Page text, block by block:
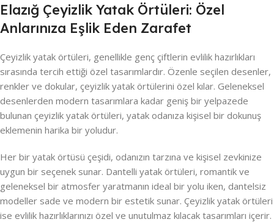
Elazığ Çeyizlik Yatak Örtüleri: Özel
Anlarınıza Eşlik Eden Zarafet
Çeyizlik yatak örtüleri, genellikle genç çiftlerin evlilik hazırlıkları
sırasında tercih ettiği özel tasarımlardır. Özenle seçilen desenler,
renkler ve dokular, çeyizlik yatak örtülerini özel kılar. Geleneksel
desenlerden modern tasarımlara kadar geniş bir yelpazede
bulunan çeyizlik yatak örtüleri, yatak odanıza kişisel bir dokunuş
eklemenin harika bir yoludur.
Her bir yatak örtüsü çeşidi, odanızın tarzına ve kişisel zevkinize
uygun bir seçenek sunar. Dantelli yatak örtüleri, romantik ve
geleneksel bir atmosfer yaratmanın ideal bir yolu iken, dantelsiz
modeller sade ve modern bir estetik sunar. Çeyizlik yatak örtüleri
ise evlilik hazırlıklarınızı özel ve unutulmaz kılacak tasarımları içerir.